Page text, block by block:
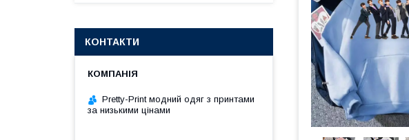
КОНТАКТИ
Pretty-Print модний одяг з принтами
за низькими цінами